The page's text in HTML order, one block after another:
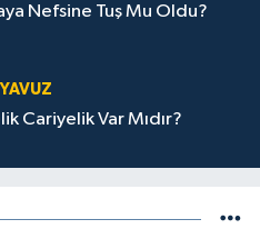
Nefsine Tuş Mu Oldu?
Cariyelik Var Mıdır?